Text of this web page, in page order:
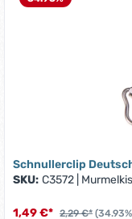
Schnullerclip
SKU: C3572
1,49 €* 2,29 €*